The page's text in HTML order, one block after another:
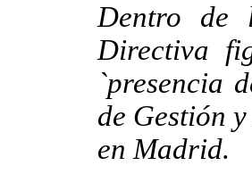
Dentro de
Directiva
`presencia
de Gestión
en Madrid.